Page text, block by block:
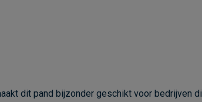
dit pand bijzonder geschikt voor bedrijven